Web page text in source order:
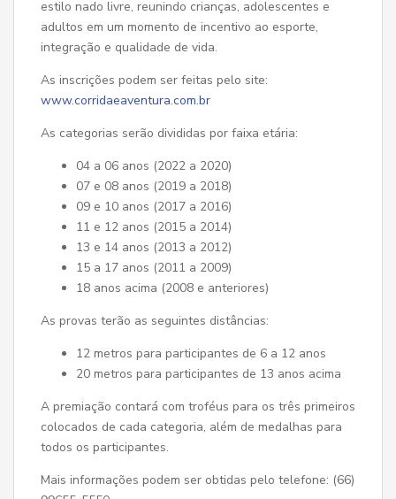
estilo nado livre, reunindo crianças, adolescentes e
adultos em um momento de incentivo ao esporte,
integração e qualidade de vida.
As inscrições podem ser feitas pelo site:
www.corridaeaventura.com.br
As categorias serão divididas por faixa etária:
04 a 06 anos (2022 a 2020)
07 e 08 anos (2019 a 2018)
09 e 10 anos (2017 a 2016)
11 e 12 anos (2015 a 2014)
13 e 14 anos (2013 a 2012)
15 a 17 anos (2011 a 2009)
18 anos acima (2008 e anteriores)
As provas terão as seguintes distâncias:
12 metros para participantes de 6 a 12 anos
20 metros para participantes de 13 anos acima
A premiação contará com troféus para os três primeiros
colocados de cada categoria, além de medalhas para
todos os participantes.
Mais informações podem ser obtidas pelo telefone: (66)